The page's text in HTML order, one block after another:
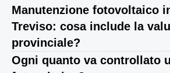
Manutenzione fotovoltaico
Treviso: cosa include la
provinciale?
Ogni quanto va controllato